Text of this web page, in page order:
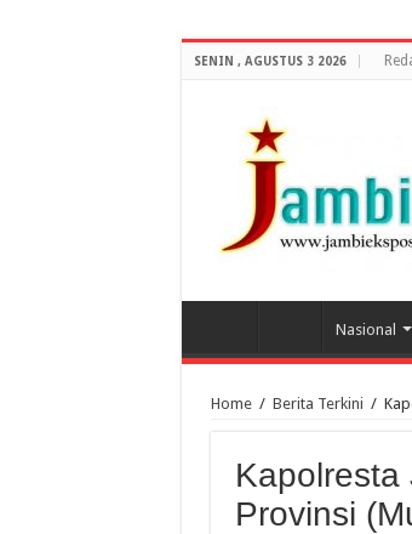
SENIN , AGUSTUS 3 2026
Nasional
Home / Berita Terkini /
Kapolresta
Provinsi